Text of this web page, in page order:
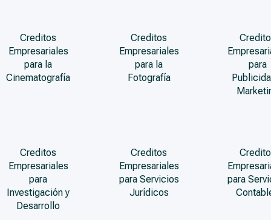
Creditos
Empresariales
para la
Cinematografía
Creditos
Empresariales
para la
Fotografía
para
Creditos
Empresariales
para
Investigación y
Desarrollo
Creditos
Empresariales
para Servicios
Jurídicos
para